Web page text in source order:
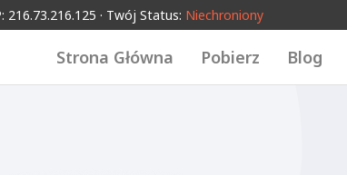
216.73.216.125 · Twój Status: Niechroniony
Strona Główna Pobierz Blog